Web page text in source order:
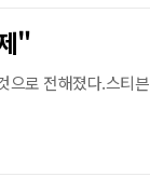
"
으로 전해졌다.스티븐